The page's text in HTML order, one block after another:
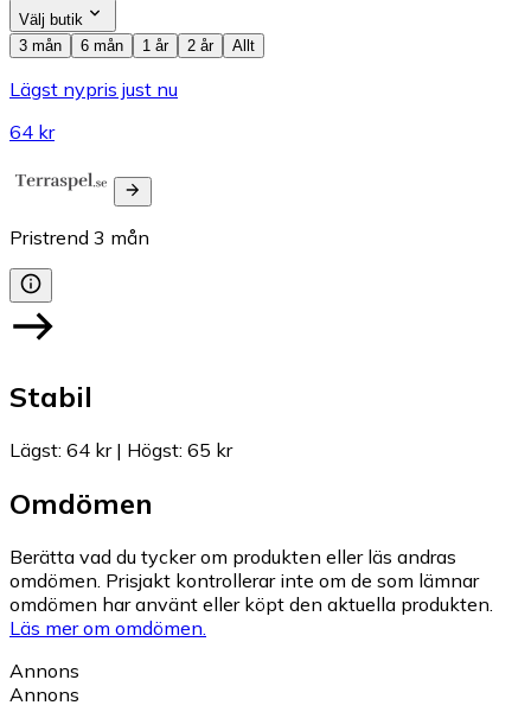
Välj butik
3 mån
6 mån 1 år 2 år Allt
Lägst nypris just nu
64 kr
Pristrend 3 mån
Stabil
Lägst: 64 kr| Högst: 65 kr
Omdömen
Berätta vad du tycker om produkten eller läs andras
omdömen. Prisjakt kontrollerar inte om de som lämnar
omdömen har använt eller köpt den aktuella produkten.
Läs mer om omdömen.
Annons
Annons